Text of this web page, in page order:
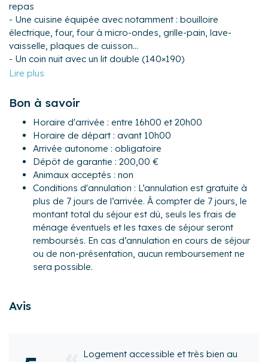
repas
- Une cuisine équipée avec notamment : bouilloire
électrique, four, four à micro-ondes, grille-pain, lave-
vaisselle, plaques de cuisson...
- Un coin nuit avec un lit double (140×190)
- Une salle d'eau avec douche
L'appartement est idéalement situé à Saint-Nic, dans un
environnement très agréable. Vous pourrez bénéficier à
proximité de tous les commerces essentiels mais aussi de
boutiques, restaurants, bars, marché...
Activités :
– La plage de Pentrez d’environ 3 km est moins fréquentée
que celles des grandes stations balnéaires, offrant un
cadre idéal pour se détendre.
– Char à voile, kitesurf, pêche à pied à l’épuisette
– Randonnée pédestre : GR34 qui longe la côte et mène à
de superbes criques comme celle de Cameros en passant
par des spots au coucher de soleil époustouflant.
- Marché estival le lundi matin en bord de mer (d’avril à
poissons et artisanat.
Bon à savoir
Horaire d'arrivée : entre 16h00 et 20h00
Horaire de départ : avant 10h00
Arrivée autonome : obligatoire
Dépôt de garantie : 200,00 €
Animaux acceptés : non
Conditions d'annulation : L’annulation est gratuite à
plus de 7 jours de l’arrivée. À compter de 7 jours, le
montant total du séjour est dû, seuls les frais de
ménage éventuels et les taxes de séjour seront
remboursés. En cas d’annulation en cours de séjour
ou de non-présentation, aucun remboursement ne
sera possible.
Avis
Très bon logement